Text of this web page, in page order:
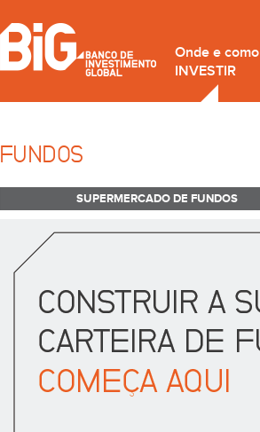
Onde e como
INVESTIR
FUNDOS
SUPERMERCADO DE FUNDOS